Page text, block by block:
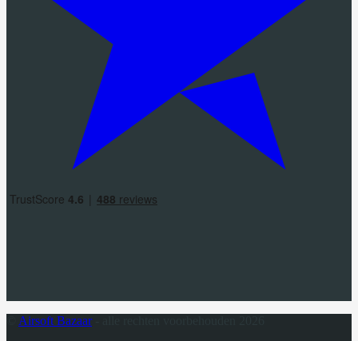
Airsoft Bazaar- alle rechten voorbehouden 2026